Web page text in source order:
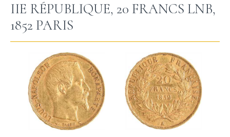
IIE RÉPUBLIQUE, 20 FRANCS LNB,
1852 PARIS